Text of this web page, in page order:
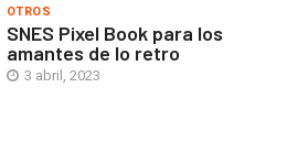
OTROS
SNES Pixel Book para los
amantes de lo retro
3 abril, 2023